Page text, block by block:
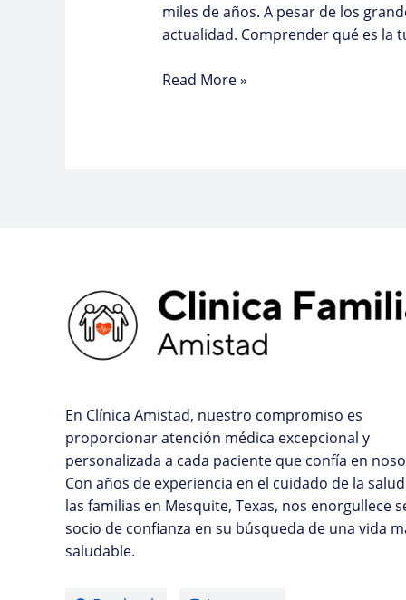
miles de años. A pesar de los
actualidad. Comprender qué es la
Read More »
En Clínica Amistad, nuestro compromiso es
proporcionar atención médica excepcional y
personalizada a cada paciente que confía en
Con años de experiencia en el cuidado de la
las familias en Mesquite, Texas, nos enorgullece
socio de confianza en su búsqueda de una vida
saludable.